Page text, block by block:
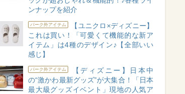
ンナップを紹介
パーク外アイテム
【ユニクロ×ディズニー】
これは買い！「可愛くて機能的な新ア
イテム」は4種のデザイン♪【全部いい
感じ】
パーク外アイテム
【ディズニー】日本中
の“激かわ最新グッズ”が大集合！「日本
最大級グッズイベント」現地の人気ア